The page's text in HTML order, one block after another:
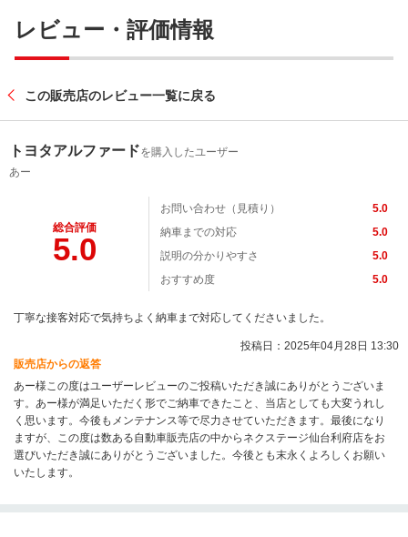
レビュー・評価情報
この販売店のレビュー一覧に戻る
トヨタアルファードを購入したユーザー
あー
総合評価
5.0
お問い合わせ（見積り）
5.0
納車までの対応
5.0
説明の分かりやすさ
5.0
おすすめ度
5.0
丁寧な接客対応で気持ちよく納車まで対応してくださいました。
投稿日：2025年04月28日 13:30
販売店からの返答
あー様この度はユーザーレビューのご投稿いただき誠にありがとうございま
す。あー様が満足いただく形でご納車できたこと、当店としても大変うれし
く思います。今後もメンテナンス等で尽力させていただきます。最後になり
ますが、この度は数ある自動車販売店の中からネクステージ仙台利府店をお
選びいただき誠にありがとうございました。今後とも末永くよろしくお願い
いたします。